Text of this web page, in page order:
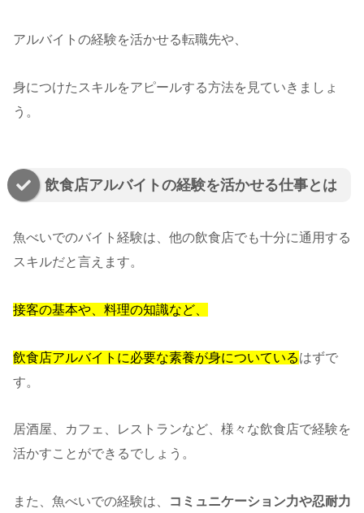
アルバイトの経験を活かせる転職先や、
身につけたスキルをアピールする方法を見ていきましょ
う。
飲食店アルバイトの経験を活かせる仕事とは
魚べいでのバイト経験は、他の飲食店でも十分に通用する
スキルだと言えます。
接客の基本や、料理の知識など、
飲食店アルバイトに必要な素養が身についているはずで
す。
居酒屋、カフェ、レストランなど、様々な飲食店で経験を
活かすことができるでしょう。
また、魚べいでの経験は、
コミュニケーション力や忍耐力